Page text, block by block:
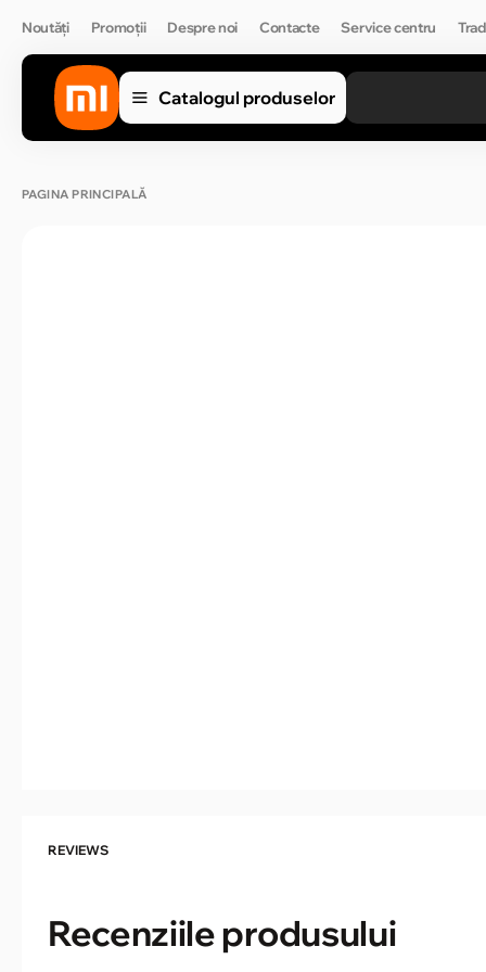
Noutăți Promoții Despre noi Contacte Service centru
Catalogul produselor
PAGINA PRINCIPALĂ
REVIEWS
Recenziile produsului